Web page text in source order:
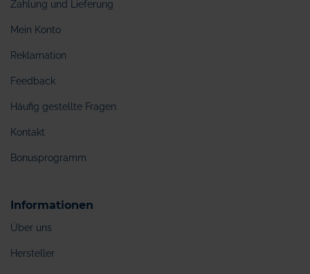
Zahlung und Lieferung
Mein Konto
Reklamation
Feedback
Häufig gestellte Fragen
Kontakt
Bonusprogramm
Informationen
Über uns
Hersteller